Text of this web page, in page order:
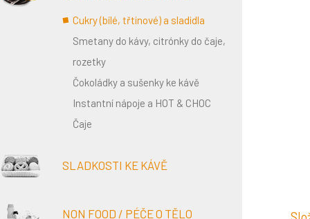
Cukry (bílé, třtinové) a sladidla
Smetany do kávy, citrónky do čaje,
rozetky
Čokoládky a sušenky ke kávě
Instantní nápoje a HOT & CHOC
Čaje
SLADKOSTI KE KÁVĚ
NON FOOD / PÉČE O TĚLO